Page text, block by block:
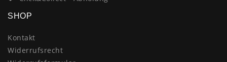
SHOP
Kontakt
Widerrufsrecht